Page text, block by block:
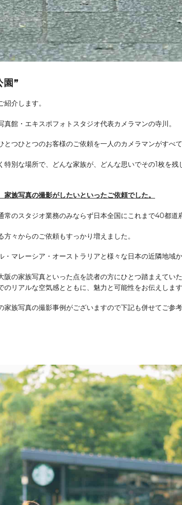
園”
介します。
館・エキスポフォトスタジオ代表カメラマンの寺川。
つひとつのお客様のご依頼を一人のカメラマンがすべて
別な場所で、どんな家族が、どんな思いでその1枚を
族写真の撮影がしたいといったご依頼でした。
のスタジオ業務のみならず日本全国にこれまで40都道
々からのご依頼もすっかり増えました。
マレーシア・オーストラリアと様々な日本の近隣地域
の家族写真といった点を読者の方にひとつ踏まえてい
リアルな空気感とともに、魅力と可能性をお伝えします
族写真の撮影事例がございますので下記も併せてご参